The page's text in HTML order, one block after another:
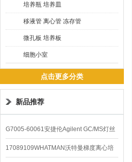
培养瓶 培养皿
移液管 离心管 冻存管
微孔板 培养板
细胞小室
点击更多分类
新品推荐
G7005-60061安捷伦Agilent GC/MS灯丝
配件
17089109WHATMAN沃特曼梯度离心培